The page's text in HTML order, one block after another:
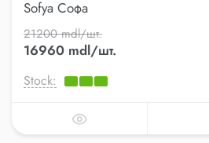
Sofya Софа
21200 mdl/шт.
16960 mdl/шт.
Stock: